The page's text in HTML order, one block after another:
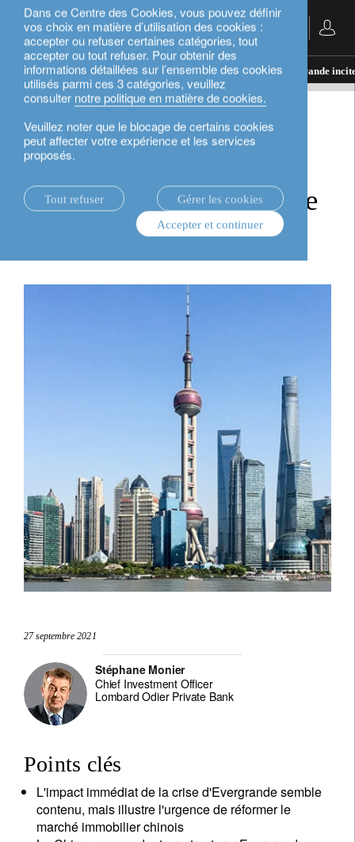
Dans ce Centre des Cookies, vous pouvez définir
vos choix en matière d’utilisation des cookies :
accepter ou refuser certaines catégories, tout
accepter ou tout refuser. Pour obtenir des
informations détaillées sur l’ensemble des cookies
utilisés parmi ces 3 catégories, veuillez
consulter notre politique en matière de cookies.
Veuillez noter que le blocage de certains cookies
peut affecter votre expérience et les services
proposés.
Tout refuser
Gérer les cookies
Accepter et continuer
Français
actualités. perspectives d’investissement Evergrande
perspectives d’investissement
Evergrande incite la
Chine à mettre de l'ordre
dans sa maison
27 septembre 2021
Stéphane Monier
Chief Investment Officer
Lombard Odier Private Bank
Points clés
L'impact immédiat de la crise d'Evergrande semble
contenu, mais illustre l'urgence de réformer le
marché immobilier chinois